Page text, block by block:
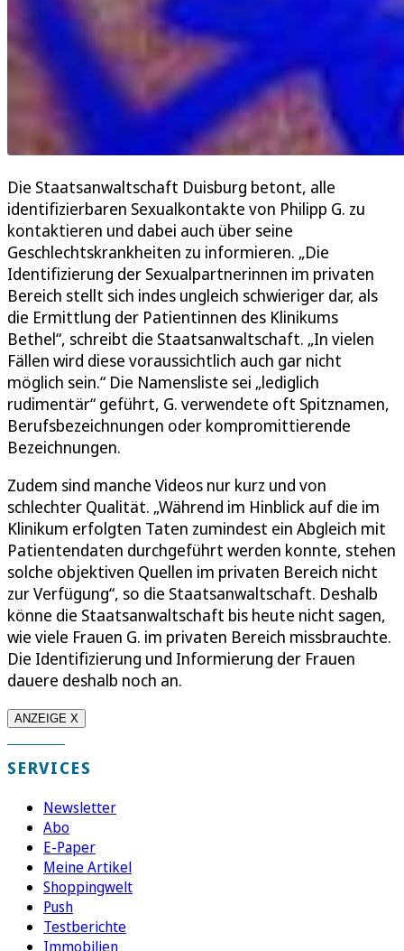
Die Staatsanwaltschaft Duisburg betont, alle
identifizierbaren Sexualkontakte von Philipp G. zu
kontaktieren und dabei auch über seine
Geschlechtskrankheiten zu informieren. „Die
Identifizierung der Sexualpartnerinnen im privaten
Bereich stellt sich indes ungleich schwieriger dar, als
die Ermittlung der Patientinnen des Klinikums
Bethel“, schreibt die Staatsanwaltschaft. „In vielen
Fällen wird diese voraussichtlich auch gar nicht
möglich sein.“ Die Namensliste sei „lediglich
rudimentär“ geführt, G. verwendete oft Spitznamen,
Berufsbezeichnungen oder kompromittierende
Bezeichnungen.
Zudem sind manche Videos nur kurz und von
schlechter Qualität. „Während im Hinblick auf die im
Klinikum erfolgten Taten zumindest ein Abgleich mit
Patientendaten durchgeführt werden konnte, stehen
solche objektiven Quellen im privaten Bereich nicht
zur Verfügung“, so die Staatsanwaltschaft. Deshalb
könne die Staatsanwaltschaft bis heute nicht sagen,
wie viele Frauen G. im privaten Bereich missbrauchte.
Die Identifizierung und Informierung der Frauen
dauere deshalb noch an.
ANZEIGE X
SERVICES
Newsletter
Abo
E-Paper
Meine Artikel
Shoppingwelt
Push
Testberichte
Immobilien